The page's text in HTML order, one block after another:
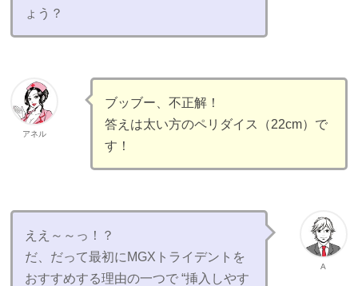
ょう？
アネル
ブッブー、不正解！
答えは太い方のペリダイス（22cm）で
す！
A
ええ～～っ！？
だ、だって最初にMGXトライデントを
おすすめする理由の一つで “挿入しやす